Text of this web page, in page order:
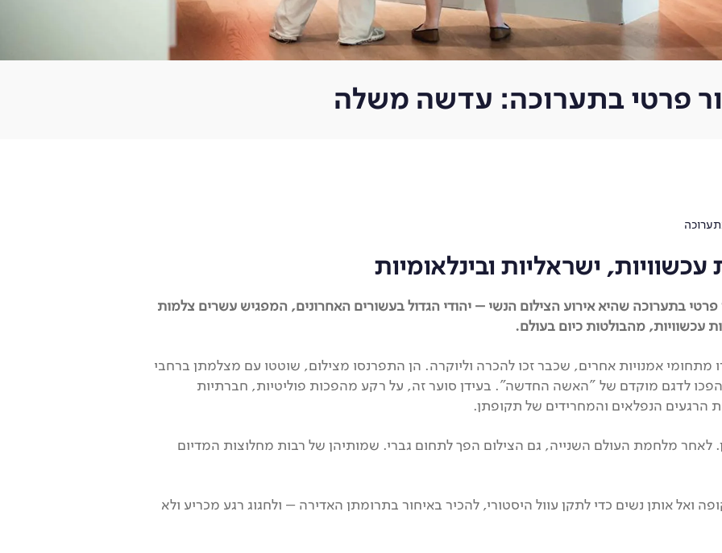
פרטי בתערוכה: עדשה משלה
בתערוכה שהיא אירוע הצילום הנשי – יהודי הגדול בעשורים האחרונים, המפגיש עשרים צלמות
עכשוויות, מהבולטות כיום בעולם.
מתחומי אמנויות אחרים, שכבר זכו להכרה וליוקרה. הן התפרנסו מצילום, שוטטו עם מצלמתן ברחבי
הפכו לדגם מוקדם של "האשה החדשה". בעידן סוער זה, על רקע מהפכות פוליטיות, חברתיות
הרגעים הנפלאים והמחרידים של תקופתן.
מלחמת העולם השנייה, גם הצילום הפך לתחום גברי. שמותיהן של רבות מחלוצות המדיום
תקופה ואל אותן נשים כדי לתקן עוול היסטורי, להכיר באיחור בתרומתן האדירה – ולחגוג רגע מכריע ולא